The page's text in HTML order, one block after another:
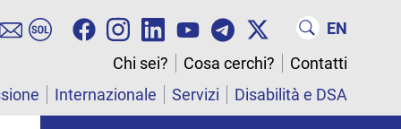
EN
Chi sei?
Cosa cerchi?
Contatti
Internazionale Servizi Disabilità e DSA